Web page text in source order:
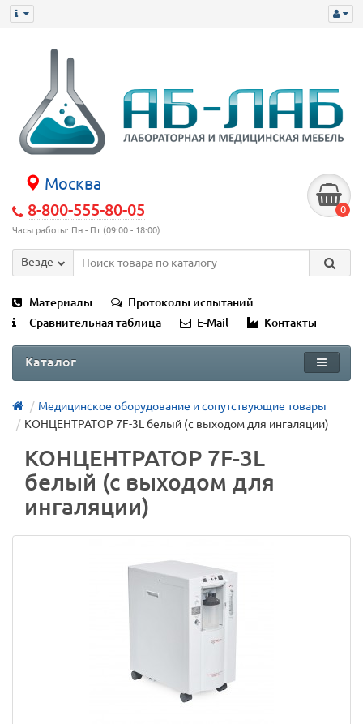
Москва
8-800-555-80-05
Часы работы: Пн - Пт (09:00 - 18:00)
0
Везде
Материалы
Протоколы испытаний
Сравнительная таблица
E-Mail Контакты
Каталог
Медицинское оборудование и сопутствующие товары
КОНЦЕНТРАТОР 7F-3L белый (с выходом для ингаляции)
КОНЦЕНТРАТОР 7F-3L
белый (с выходом для
ингаляции)